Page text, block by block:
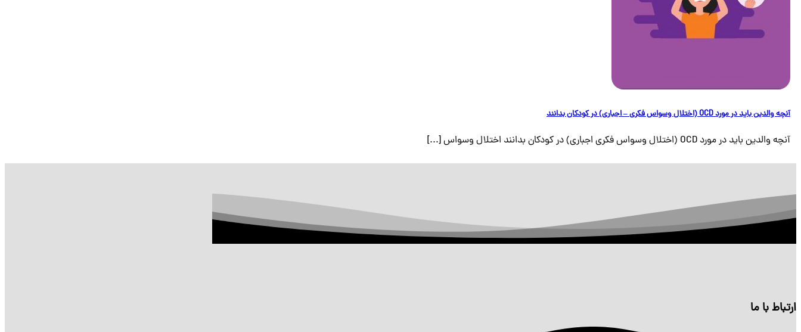
آنچه والدین باید در مورد OCD (اختلال وسواس فکری – اجباری) در کودکان بدانند
آنچه والدین باید در مورد OCD (اختلال وسواس فکری اجباری) در کودکان بدانند اختلال وسواس [...]
ارتباط با ما